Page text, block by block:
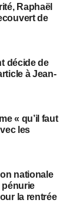
Raphaël
de
décide de
à Jean-
« qu’il faut
les
nationale
pénurie
la rentrée